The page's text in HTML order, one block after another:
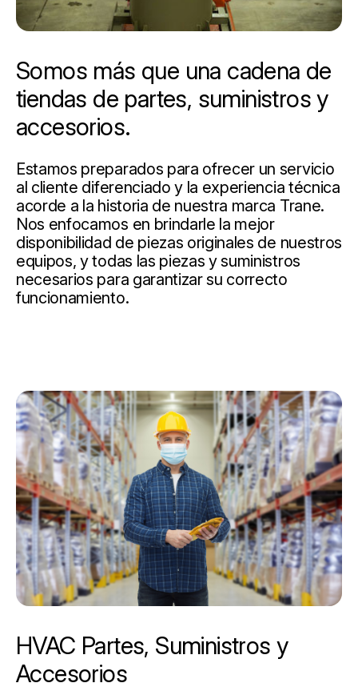
Somos más que una cadena de
tiendas de partes, suministros y
accesorios.
Estamos preparados para ofrecer un servicio
al cliente diferenciado y la experiencia técnica
acorde a la historia de nuestra marca Trane.
Nos enfocamos en brindarle la mejor
disponibilidad de piezas originales de nuestros
equipos, y todas las piezas y suministros
necesarios para garantizar su correcto
funcionamiento.
HVAC Partes, Suministros y
Accesorios